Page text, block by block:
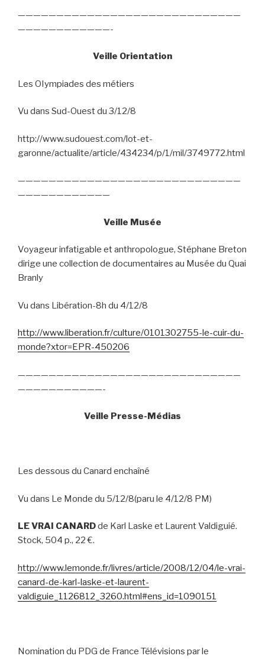
—————————————————————————————
————————————-
Veille Orientation
Les OIympiades des métiers
Vu dans Sud-Ouest du 3/12/8
http://www.sudouest.com/lot-et-
garonne/actualite/article/434234/p/1/mil/3749772.html
—————————————————————————————
————————————
Veille Musée
Voyageur infatigable et anthropologue, Stéphane Breton
dirige une collection de documentaires au Musée du Quai
Branly
Vu dans Libération-8h du 4/12/8
http://www.liberation.fr/culture/0101302755-le-cuir-du-
monde?xtor=EPR-450206
—————————————————————————————
———————————-
Veille Presse-Médias
Les dessous du Canard enchaîné
Vu dans Le Monde du 5/12/8(paru le 4/12/8 PM)
LE VRAI CANARDde Karl Laske et Laurent Valdiguié.
Stock, 504 p., 22 €.
http://www.lemonde.fr/livres/article/2008/12/04/le-vrai-
canard-de-karl-laske-et-laurent-
valdiguie_1126812_3260.html#ens_id=1090151
Nomination du PDG de France Télévisions par le